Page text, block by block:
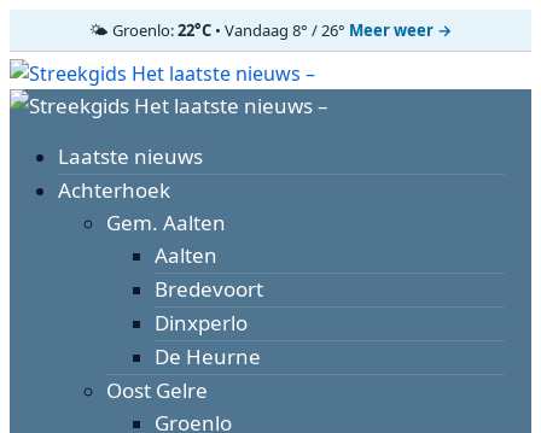
🌤️ Groenlo:22°C • Vandaag 8° / 26° Meer weer →
Ga
naar
inhoud
Primair
Laatste nieuws
Achterhoek
Gem. Aalten
Aalten
Bredevoort
Dinxperlo
De Heurne
Oost Gelre
Groenlo